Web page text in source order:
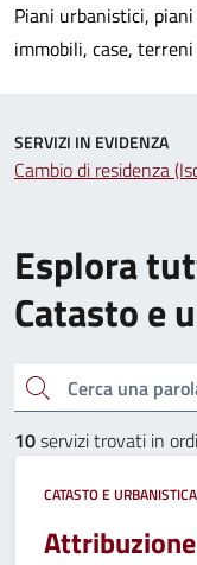
Piani urbanistici,
immobili, case,
Esplora
Catasto e
Cerca una parola chiave
10servizi trovati in
CATASTO E URBANISTICA
SERVIZI IN EVIDENZA
Cambio di residenza